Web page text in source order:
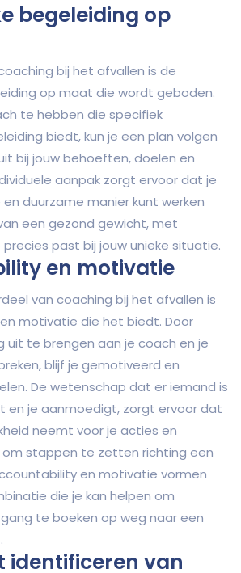
begeleiding op
bij het afvallen is de
op maat die wordt geboden.
te hebben die specifiek
biedt, kun je een plan volgen
bij jouw behoeften, doelen en
aanpak zorgt ervoor dat je
duurzame manier kunt werken
een gezond gewicht, met
past bij jouw unieke situatie.
en motivatie
van coaching bij het afvallen is
motivatie die het biedt. Door
uit te brengen aan je coach en je
blijf je gemotiveerd en
De wetenschap dat er iemand is
en je aanmoedigt, zorgt ervoor dat
neemt voor je acties en
stappen te zetten richting een
en motivatie vormen
die je kan helpen om
te boeken op weg naar een
identificeren van